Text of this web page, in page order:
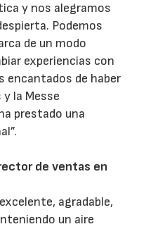
y nos alegramos
Podemos
de un modo
experiencias con
encantados de haber
la Messe
prestado una
de ventas en
agradable,
un aire